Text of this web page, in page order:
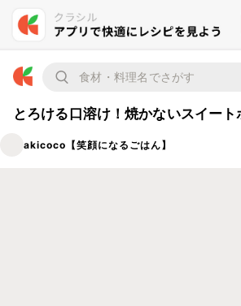
とろける口溶け！焼かないスイート
akicoco【笑顔になるごはん】